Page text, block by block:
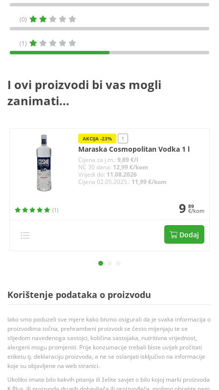
(0)
(1)
I ovi proizvodi bi vas mogli
zanimati...
AKCIJA -23% !
Maraska Cosmopolitan Vodka 1 l
Cijena za j.m.:9,89 €/l
NC 30 dana: 12,99 €/kom
Vrijedi do: 11.08.2026
Cijena 02.05.2025.: 11,99 €/kom
(1) 9 89
€/kom
Dodaj
Korištenje podataka o proizvodu
Iako smo poduzeli sve mjere kako bismo osigurali da je svaka informacija o
proizvodima točna, prehrambeni proizvodi se često mijenjaju te se
slijedom navedenoga sastojci, količina sastojaka, nutritivna vrijednost,
alergeni mogu promjeniti. Prije konzumacije trebali biste uvijek pročitati
etiketu tj. deklaraciju proizvoda, a ne se oslanjati isključivo na informacije
koje su objavljene na web stranici.
Ukoliko imate bilo kakvih pitanja ili želite savjet o bilo kojoj marki proizvoda